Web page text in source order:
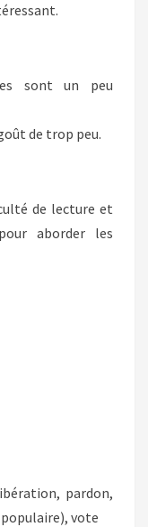
sont un peu
de trop peu.
de lecture et
aborder les
pardon,
vote